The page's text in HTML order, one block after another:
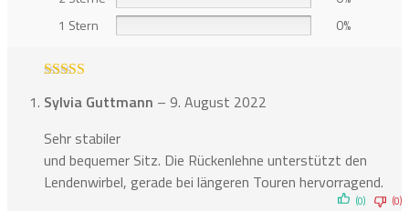
1 Stern
0%
5von 5
Sylvia Guttmann – 9. August 2022
Sehr stabiler
und bequemer Sitz. Die Rückenlehne unterstützt den
Lendenwirbel, gerade bei längeren Touren hervorragend.
(0) (0)